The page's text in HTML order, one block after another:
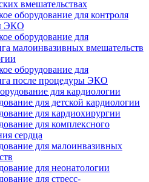
вмешательствах
оборудование для контроля
ЭКО
оборудование для
малоинвазивных вмешательств
оборудование для
после процедуры ЭКО
для кардиологии
для детской кардиологии
для кардиохирургии
для комплексного
сердца
для малоинвазивных
для неонатологии
для стресс-